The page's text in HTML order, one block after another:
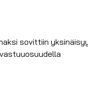
sovittiin